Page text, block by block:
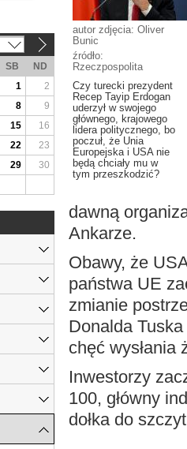
autor zdjęcia: Oliver
Bunic
źródło:
Rzeczpospolita
Czy turecki prezydent
Recep Tayip Erdogan
uderzył w swojego
głównego, krajowego
lidera politycznego, bo
poczuł, że Unia
Europejska i USA nie
będą chciały mu w
tym przeszkodzić?
dawną
Ankarze.
Obawy, że
państwa UE
zmianie
Donalda
chęć wysłania
Inwestorzy
100, główny
dołka do
SB
ND
1
2
8
9
15
16
22
23
29
30